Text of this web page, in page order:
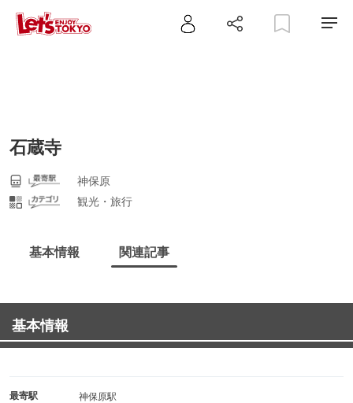
石蔵寺
神保原
観光・旅行
基本情報 関連記事
基本情報
最寄駅 神保原駅